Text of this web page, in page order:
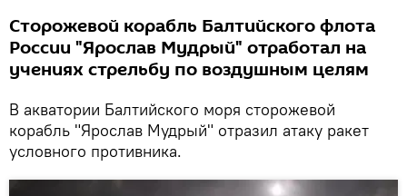
Сторожевой корабль Балтийского флота
России "Ярослав Мудрый" отработал на
учениях стрельбу по воздушным целям
В акватории Балтийского моря сторожевой
корабль "Ярослав Мудрый" отразил атаку ракет
условного противника.